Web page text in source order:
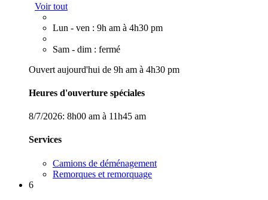
Voir tout
Lun - ven : 9h am à 4h30 pm
Sam - dim : fermé
Ouvert aujourd'hui de 9h am à 4h30 pm
Heures d'ouverture spéciales
8/7/2026: 8h00 am à 11h45 am
Services
Camions de déménagement
Remorques et remorquage
6